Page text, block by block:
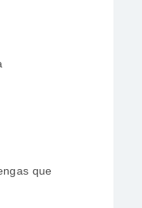
que